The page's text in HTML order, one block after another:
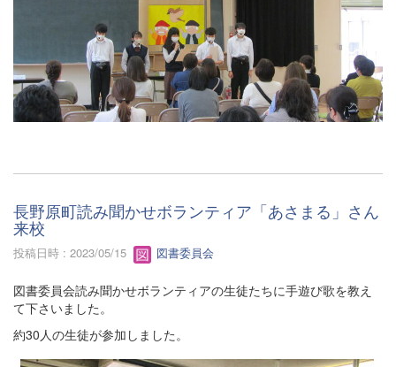
長野原町読み聞かせボランティア「あさまる」さん
来校
投稿日時 : 2023/05/15 図書委員会
図書委員会読み聞かせボランティアの生徒たちに手遊び歌を教え
て下さいました。
約30人の生徒が参加しました。